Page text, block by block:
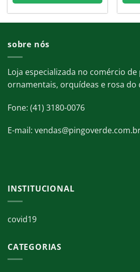
sobre nós
Loja especializada no comércio de
ornamentais, orquídeas e rosa do
Fone: (41) 3180-0076
E-mail:
INSTITUCIONAL
covid19
CATEGORIAS